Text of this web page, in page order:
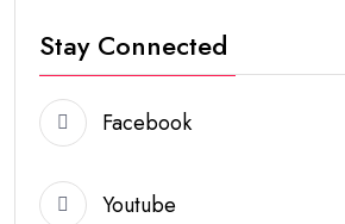
Stay Connected
Facebook
Youtube